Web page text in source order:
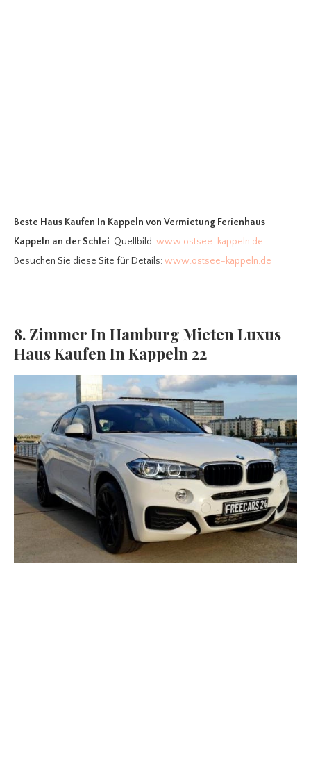
Beste Haus Kaufen In Kappeln von Vermietung Ferienhaus
Kappeln an der Schlei. Quellbild:www.ostsee-kappeln.de.
Besuchen Sie diese Site für Details:www.ostsee-kappeln.de
8. Zimmer In Hamburg Mieten Luxus
Haus Kaufen In Kappeln 22